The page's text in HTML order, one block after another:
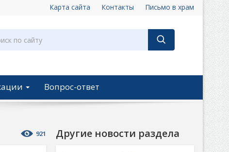
Карта сайта Контакты Письмо в храм
Вопрос-ответ
921 Другие новости раздела